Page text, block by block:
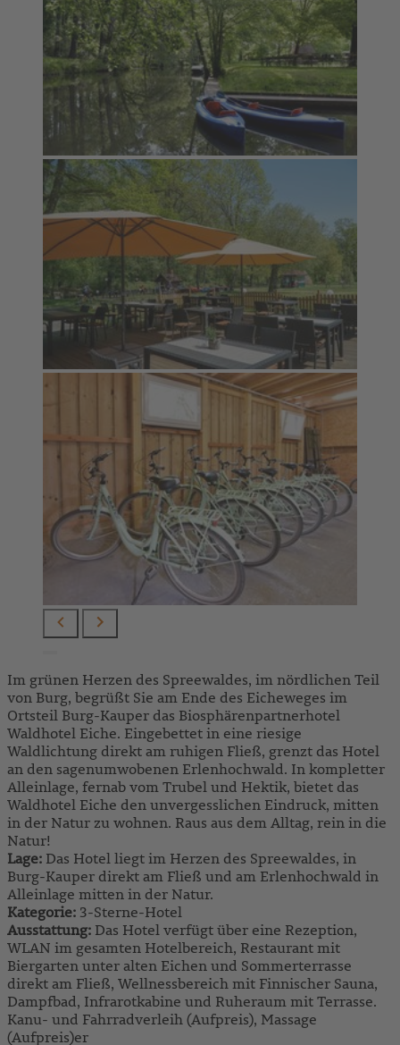
Im grünen Herzen des Spreewaldes, im nördlichen Teil
von Burg, begrüßt Sie am Ende des Eicheweges im
Ortsteil Burg-Kauper das Biosphärenpartnerhotel
Waldhotel Eiche. Eingebettet in eine riesige
Waldlichtung direkt am ruhigen Fließ, grenzt das Hotel
an den sagenumwobenen Erlenhochwald. In kompletter
Alleinlage, fernab vom Trubel und Hektik, bietet das
Waldhotel Eiche den unvergesslichen Eindruck, mitten
in der Natur zu wohnen. Raus aus dem Alltag, rein in die
Natur!
Lage: Das Hotel liegt im Herzen des Spreewaldes, in
Burg-Kauper direkt am Fließ und am Erlenhochwald in
Alleinlage mitten in der Natur.
Kategorie: 3-Sterne-Hotel
Ausstattung: Das Hotel verfügt über eine Rezeption,
WLAN im gesamten Hotelbereich, Restaurant mit
Biergarten unter alten Eichen und Sommerterrasse
direkt am Fließ, Wellnessbereich mit Finnischer Sauna,
Dampfbad, Infrarotkabine und Ruheraum mit Terrasse.
Kanu- und Fahrradverleih (Aufpreis), Massage
(Aufpreis)er